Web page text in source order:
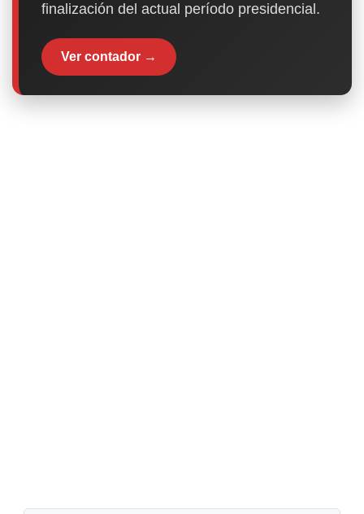
finalización del actual período presidencial.
Ver contador →